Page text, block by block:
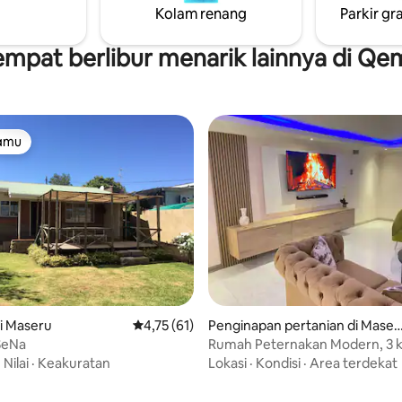
yang sebenarnya adalah
yang memiliki area braai
flat ini adalah tempat yang
Pesan penginapan Anda hari
Kolam renang Parkir
berlibur menarik lainnya di
Maseru Nilai rata-rata 4,75 dari 5, 61 ulasan
4,75 (61)
Nilai · Keakuratan
Penginapan pertanian di Maser
u
Rumah Peternakan Modern, 3
tidur
Lokasi · Kondisi · Area terdekat